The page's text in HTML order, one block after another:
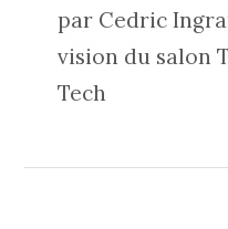
par Cedric
vision du salon
Tech